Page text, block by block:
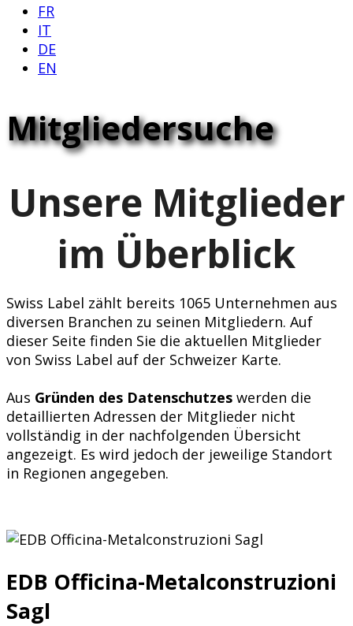
FR
IT
DE
EN
Mitgliedersuche
Unsere Mitglieder
im Überblick
Swiss Label zählt bereits 1065 Unternehmen aus
diversen Branchen zu seinen Mitgliedern. Auf
dieser Seite finden Sie die aktuellen Mitglieder
von Swiss Label auf der Schweizer Karte.
Aus Gründen des Datenschutzes werden die
detaillierten Adressen der Mitglieder nicht
vollständig in der nachfolgenden Übersicht
angezeigt. Es wird jedoch der jeweilige Standort
in Regionen angegeben.
EDB Officina-Metalconstruzioni
Sagl